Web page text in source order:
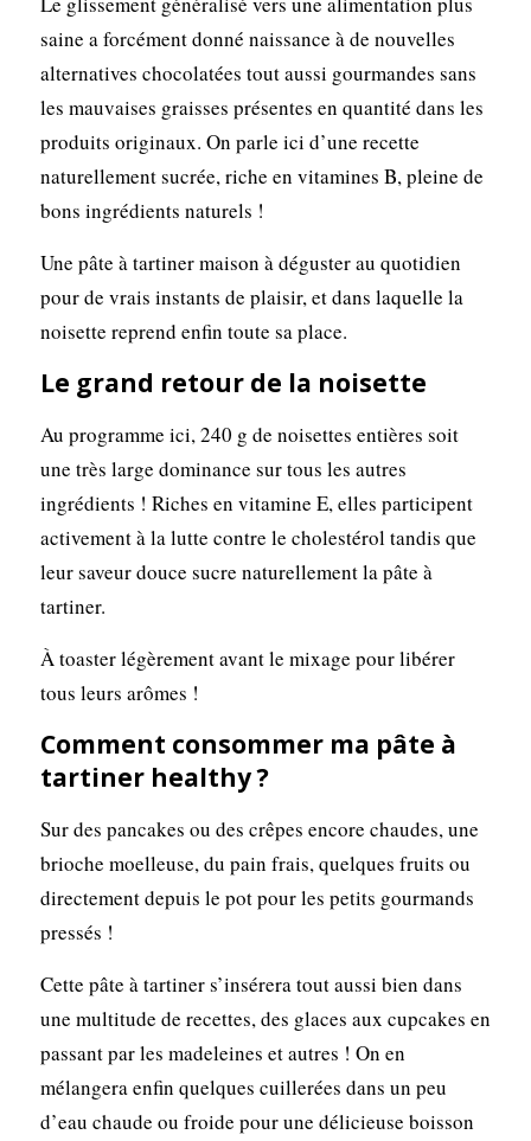
saine a forcément donné naissance à de nouvelles
alternatives chocolatées tout aussi gourmandes sans
les mauvaises graisses présentes en quantité dans les
produits originaux. On parle ici d’une recette
naturellement sucrée, riche en vitamines B, pleine de
bons ingrédients naturels !
Une pâte à tartiner maison à déguster au quotidien
pour de vrais instants de plaisir, et dans laquelle la
noisette reprend enfin toute sa place.
Le grand retour de la noisette
Au programme ici, 240 g de noisettes entières soit
une très large dominance sur tous les autres
ingrédients ! Riches en vitamine E, elles participent
activement à la lutte contre le cholestérol tandis que
leur saveur douce sucre naturellement la pâte à
tartiner.
À toaster légèrement avant le mixage pour libérer
tous leurs arômes !
Comment consommer ma pâte à
tartiner healthy ?
Sur des pancakes ou des crêpes encore chaudes, une
brioche moelleuse, du pain frais, quelques fruits ou
directement depuis le pot pour les petits gourmands
pressés !
Cette pâte à tartiner s’insérera tout aussi bien dans
une multitude de recettes, des glaces aux cupcakes en
passant par les madeleines et autres ! On en
mélangera enfin quelques cuillerées dans un peu
d’eau chaude ou froide pour une délicieuse boisson